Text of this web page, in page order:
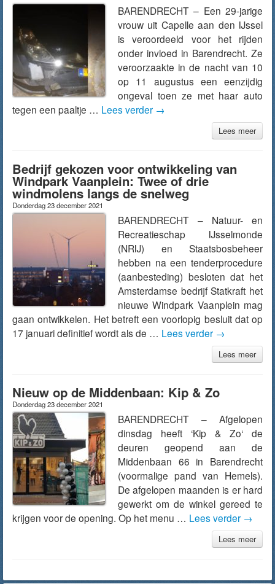
BARENDRECHT – Een 29-jarige
vrouw uit Capelle aan den IJssel
is veroordeeld voor het rijden
onder invloed in Barendrecht. Ze
veroorzaakte in de nacht van 10
op 11 augustus een eenzijdig
ongeval toen ze met haar auto
tegen een paaltje … Lees verder →
Lees meer
Bedrijf gekozen voor ontwikkeling van
Windpark Vaanplein: Twee of drie
windmolens langs de snelweg
Donderdag 23 december 2021
BARENDRECHT – Natuur- en
Recreatieschap IJsselmonde
(NRIJ) en Staatsbosbeheer
hebben na een tenderprocedure
(aanbesteding) besloten dat het
Amsterdamse bedrijf Statkraft het
nieuwe Windpark Vaanplein mag
gaan ontwikkelen. Het betreft een voorlopig besluit dat op
17 januari definitief wordt als de … Lees verder →
Lees meer
Nieuw op de Middenbaan: Kip & Zo
Donderdag 23 december 2021
BARENDRECHT – Afgelopen
dinsdag heeft ‘Kip & Zo‘ de
deuren geopend aan de
Middenbaan 66 in Barendrecht
(voormalige pand van Hemels).
De afgelopen maanden is er hard
gewerkt om de winkel gereed te
krijgen voor de opening. Op het menu … Lees verder →
Lees meer